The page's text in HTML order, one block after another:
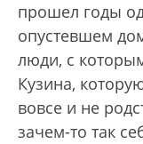
прошел годы
опустевшем
люди, с
Кузина,
вовсе и не
зачем-то так